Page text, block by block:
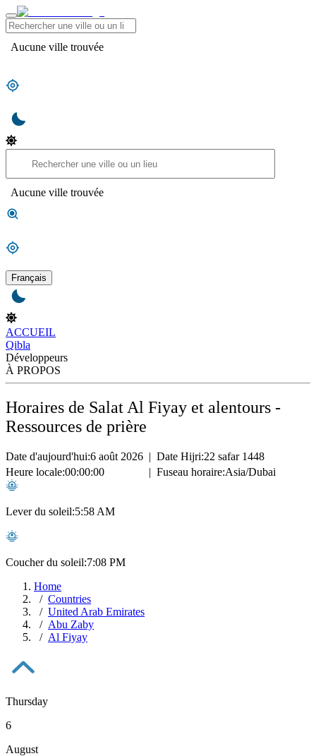
Aucune ville trouvée
Aucune ville trouvée
Français
ACCUEIL
Qibla
Développeurs
À PROPOS
Horaires de Salat Al Fiyay et alentours -
Ressources de prière
Date d'aujourd'hui:6 août 2026 | Date Hijri:22 safar 1448
Heure locale:00:00:00 | Fuseau horaire:Asia/Dubai
Lever du soleil:5:58 AM
Coucher du soleil:7:08 PM
Home
Countries
United Arab Emirates
Abu Zaby
Al Fiyay
Thursday
6
August